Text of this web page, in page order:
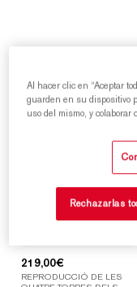
219,00€
REPRODUCCIÓ DE LES
Al hacer clic en “Aceptar
guarden en su dispositivo
uso del mismo, y colaborar
Rechazarlas